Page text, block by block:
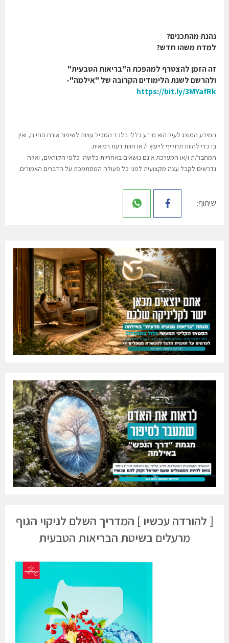
נהנת מהתכנים?
למדת משהו חדש?
זה הזמן להצטרף למהפכת ה"בריאות הטבעית"
ולהרשם לשנת הלימודים הקרובה של "אילמה"-
https://bit.ly/3MYafRk
המידע המוצג לעיל הוא מידע כללי בלבד המכיל עצות לשיפור אורח החיים, ואין
בו כדי להוות תחליף לייעוץ ו/ או חוות דעת רפואית.
המחבר/ת ו/או המערכת אינם נושאים באחריות כלשהי כלפי הקוראים, ואלה
נדרשים לקבל עצה מקצועית לפני כל פעולה המסתמכת על הדברים האמורים.
שיתוף:
[ להורדה עכשיו ] המדריך השלם לניקוי הגוף
מרעלים בשיטת הבריאות הטבעית